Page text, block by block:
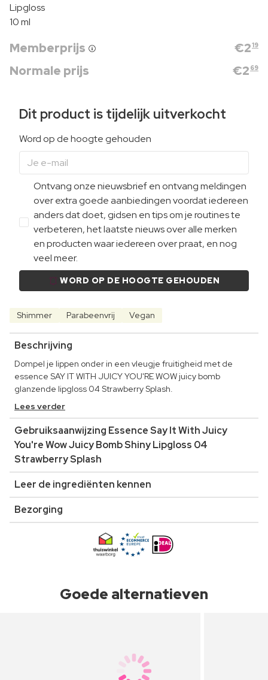
Lipgloss
10 ml
Memberprijs €219
Normale prijs €2 69
Dit product is tijdelijk uitverkocht
Word op de hoogte gehouden
Ontvang onze nieuwsbrief en ontvang meldingen
over extra goede aanbiedingen voordat iedereen
anders dat doet, gidsen en tips om je routines te
verbeteren, het laatste nieuws over alle merken
en producten waar iedereen over praat, en nog
veel meer.
WORD OP DE HOOGTE GEHOUDEN
Shimmer Parabeenvrij Vegan
Beschrijving
Dompel je lippen onder in een vleugje fruitigheid met de
essence SAY IT WITH JUICY YOU'RE WOW juicy bomb
glanzende lipgloss 04 Strawberry Splash.
Lees verder
Gebruiksaanwijzing Essence Say It With Juicy
You're Wow Juicy Bomb Shiny Lipgloss 04
Strawberry Splash
Leer de ingrediënten kennen
Bezorging
Goede alternatieven